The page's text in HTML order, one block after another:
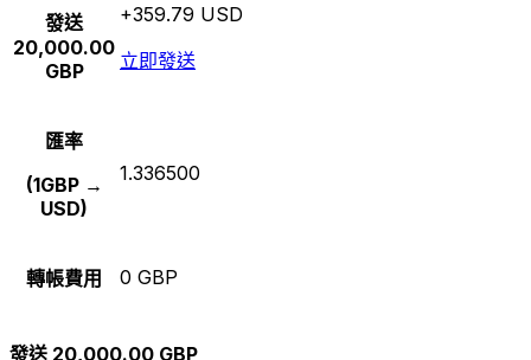
發送
20,000.00
GBP
+359.79 USD
立即發送
匯率
(1GBP →
USD)
1.336500
轉帳費用 0 GBP
發送 20,000.00 GBP